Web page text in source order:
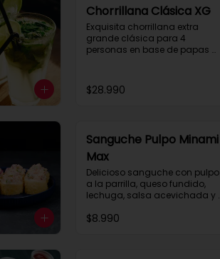
Chorrillana Clásica XG
Exquisita chorrillana extra
grande clásica para 4
personas en base de papas
y dos huevos fritos con la
receta tradicional porteña. Un
$28.990
Sanguche Pulpo Minami
Max
Delicioso sanguche con pulpo
a la parrilla, queso fundido,
lechuga, salsa acevichada y
$8.990